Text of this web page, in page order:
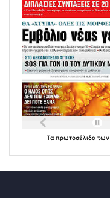
Τα πρωτοσέλιδα των